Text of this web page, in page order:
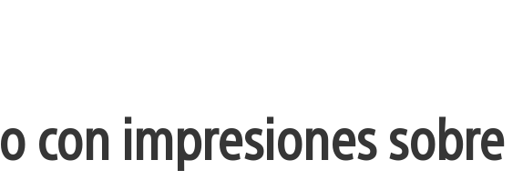
con impresiones sobre